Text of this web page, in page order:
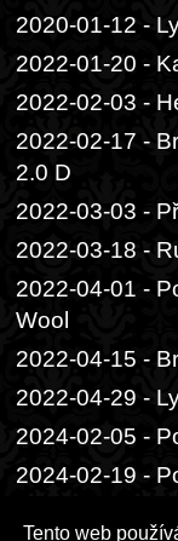
Tento web
2020-01-12 -
2022-01-20 -
2022-02-03 -
2022-02-17 -
2.0 D
2022-03-03 -
2022-03-18 -
2022-04-01 -
Wool
2022-04-15 -
2022-04-29 -
2024-02-05 -
2024-02-19 -